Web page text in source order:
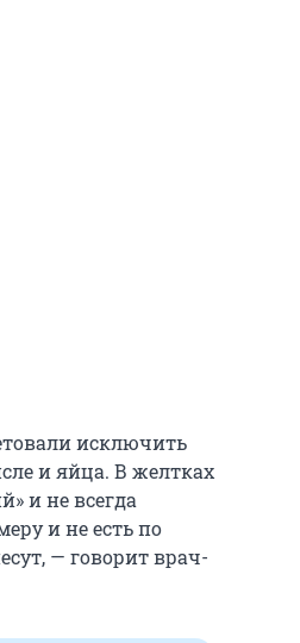
исключить
и яйца. В желтках
и не всегда
и не есть по
— говорит врач-